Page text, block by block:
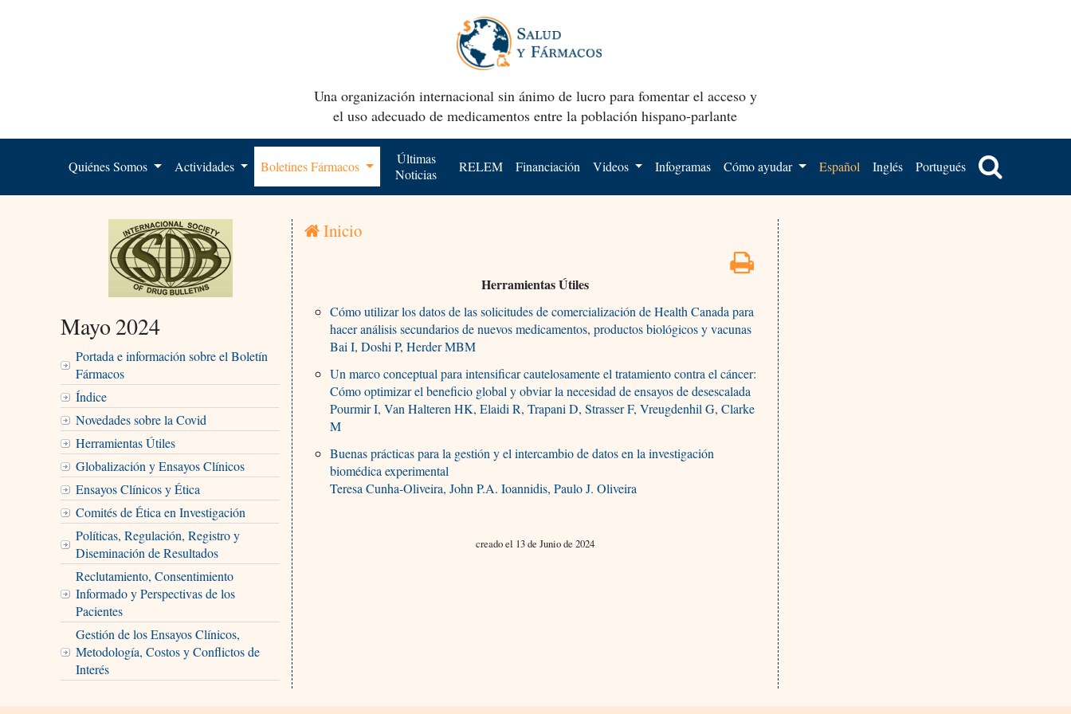
Una organización internacional sin ánimo de lucro para fomentar el acceso y
el uso adecuado de medicamentos entre la población hispano-parlante
Quiénes Somos Actividades Boletines Fármacos
Últimas
Noticias
RELEM Financiación Videos Infogramas Cómo ayudar Español Inglés Portugués
Mayo 2024
Portada e información sobre el Boletín
Fármacos
Índice
Novedades sobre la Covid
Herramientas Útiles
Globalización y Ensayos Clínicos
Ensayos Clínicos y Ética
Comités de Ética en Investigación
Políticas, Regulación, Registro y
Diseminación de Resultados
Reclutamiento, Consentimiento
Informado y Perspectivas de los
Pacientes
Gestión de los Ensayos Clínicos,
Metodología, Costos y Conflictos de
Interés
Inicio
Herramientas Útiles
Cómo utilizar los datos de las solicitudes de comercialización de Health Canada para
hacer análisis secundarios de nuevos medicamentos, productos biológicos y vacunas
Bai I, Doshi P, Herder MBM
Un marco conceptual para intensificar cautelosamente el tratamiento contra el cáncer:
Cómo optimizar el beneficio global y obviar la necesidad de ensayos de desescalada
Pourmir I, Van Halteren HK, Elaidi R, Trapani D, Strasser F, Vreugdenhil G, Clarke
M
Buenas prácticas para la gestión y el intercambio de datos en la investigación
biomédica experimental
Teresa Cunha-Oliveira, John P.A. Ioannidis, Paulo J. Oliveira
creado el 13 de Junio de 2024